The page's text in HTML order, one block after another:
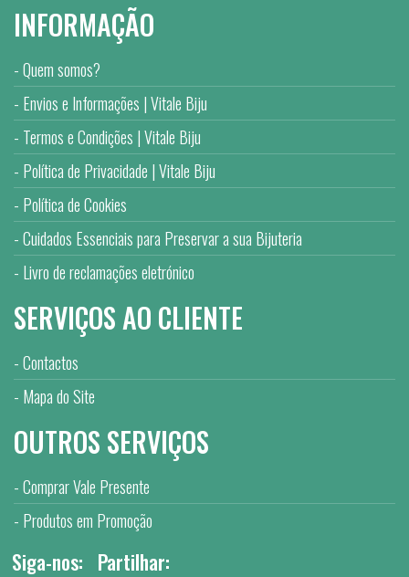
INFORMAÇÃO
Quem somos?
Envios e Informações | Vitale Biju
Termos e Condições | Vitale Biju
Política de Privacidade | Vitale Biju
Política de Cookies
Cuidados Essenciais para Preservar a sua Bijuteria
Livro de reclamações eletrónico
SERVIÇOS AO CLIENTE
Contactos
Mapa do Site
OUTROS SERVIÇOS
Comprar Vale Presente
Produtos em Promoção
Siga-nos: Partilhar: